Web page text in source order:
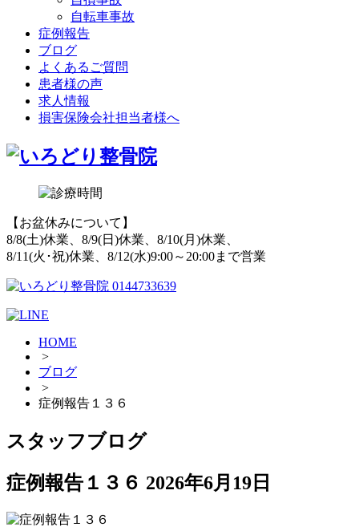
自転車事故
症例報告
ブログ
よくあるご質問
患者様の声
求人情報
損害保険会社担当者様へ
【お盆休みについて】
8/8(土)休業、8/9(日)休業、8/10(月)休業、
8/11(火･祝)休業、8/12(水)9:00～20:00まで営業
HOME
>
ブログ
>
症例報告１３６
スタッフブログ
症例報告１３６ 2026年6月19日